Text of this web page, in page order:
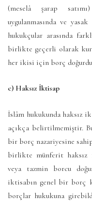
(meselâ şarap
uygulanmasında ve
hukukçular arasında
birlikte geçerli olarak
her ikisi için borç
c) Haksız İktisap
İslâm hukukunda haksız
açıkça belirtilmemiştir.
bir borç nazariyesine
birlikte münferit haksız
veya tazmin borcu
iktisabın genel bir borç
borçlar hukukuna